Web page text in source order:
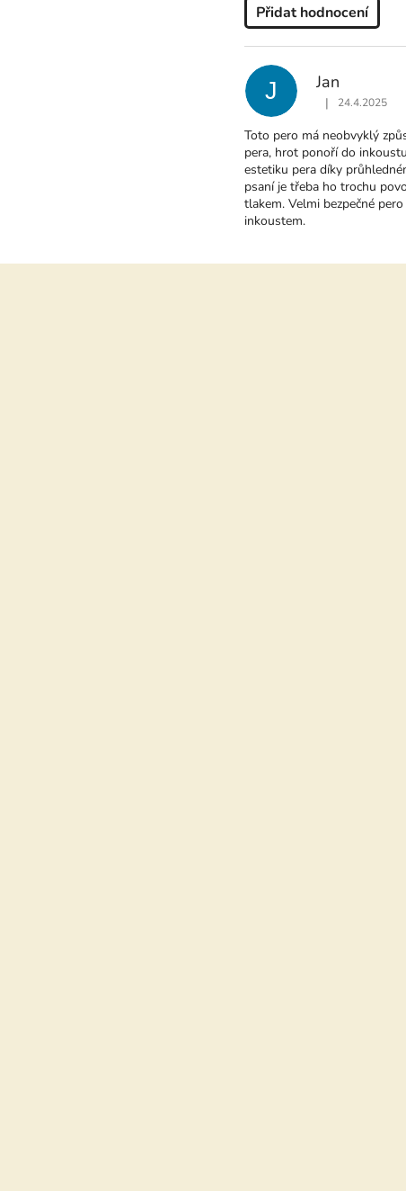
Přidat hodnocení
P
I
S
H
O
D
N
O
C
J Jan
Hodnocení
| 24.4.2025
Toto pero má neobvyklý
pera, hrot ponoří do
estetiku pera díky
psaní je třeba ho trochu
tlakem. Velmi bezpečné
inkoustem.